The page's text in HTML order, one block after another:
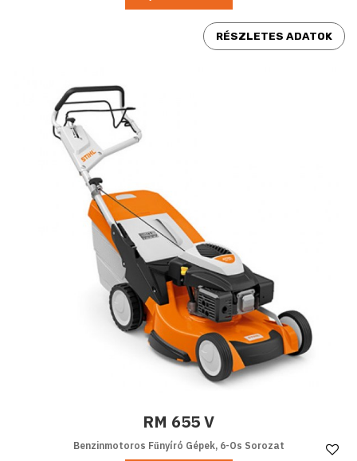
RÉSZLETES ADATOK
RM 655 V
Benzinmotoros Fűnyíró Gépek, 6-Os Sorozat